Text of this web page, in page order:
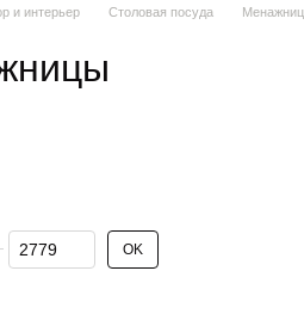
и интерьер Столовая посуда
OK